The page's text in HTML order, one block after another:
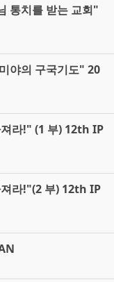
통치를 받는 교회"
야의 구국기도" 20
라!" (1 부) 12th IP
라!"(2 부) 12th IP